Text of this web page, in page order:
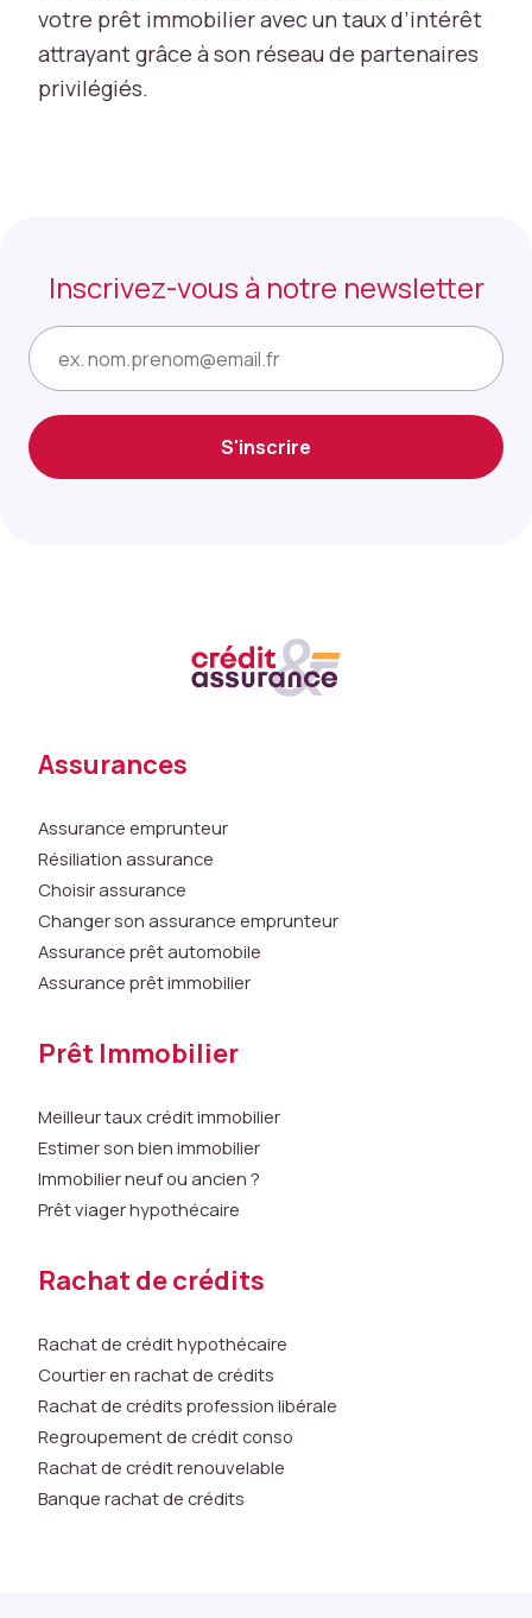
votre prêt immobilier avec un taux d’intérêt
attrayant grâce à son réseau de partenaires
privilégiés.
Inscrivez-vous à notre newsletter
E-
mail
S'inscrire
Assurances
Assurance emprunteur
Résiliation assurance
Choisir assurance
Changer son assurance emprunteur
Assurance prêt automobile
Assurance prêt immobilier
Prêt Immobilier
Meilleur taux crédit immobilier
Estimer son bien immobilier
Immobilier neuf ou ancien ?
Prêt viager hypothécaire
Rachat de crédits
Rachat de crédit hypothécaire
Courtier en rachat de crédits
Rachat de crédits profession libérale
Regroupement de crédit conso
Rachat de crédit renouvelable
Banque rachat de crédits
ci
a
u
x
n
ti
o
s
e
b
e
t
c
el
-
n
o
n
c
ti
n
r
p
a
s
c
o